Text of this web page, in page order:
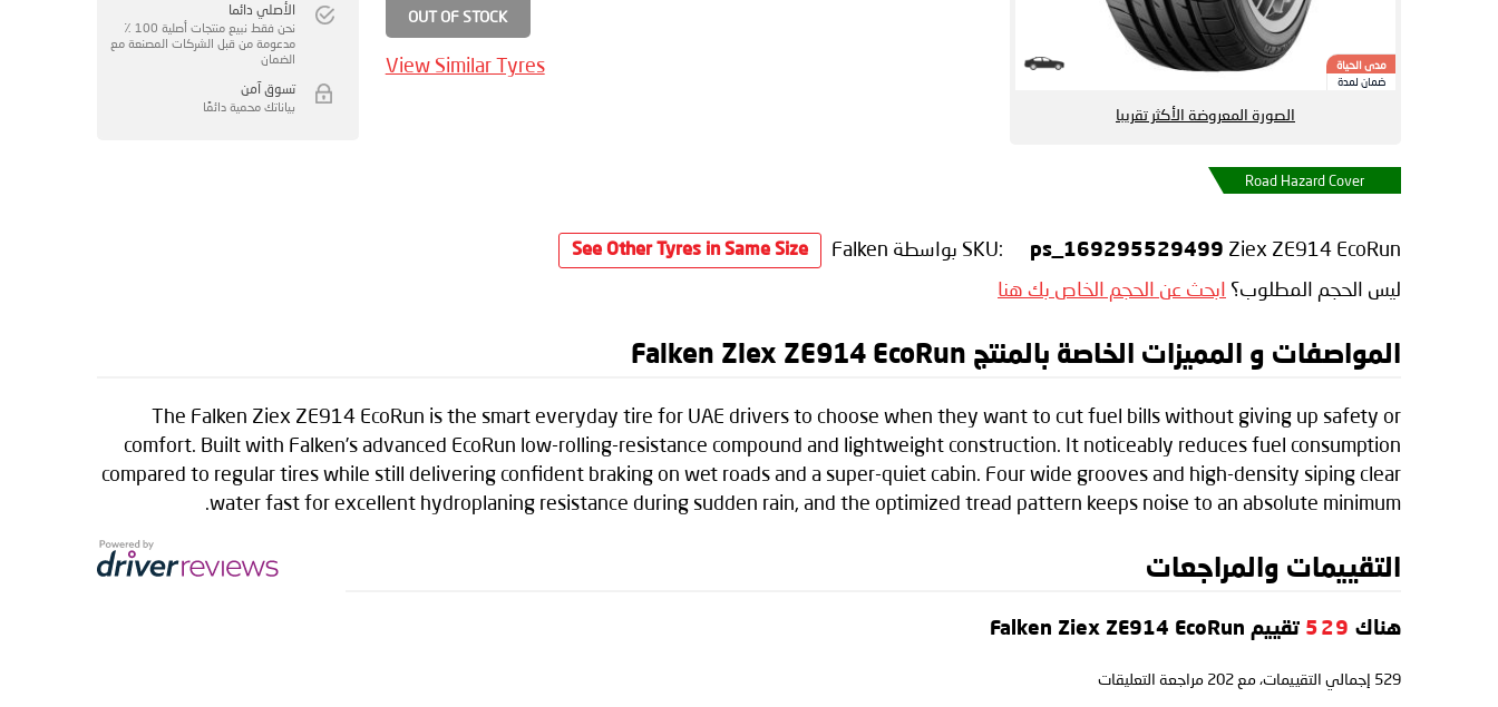
مدى الحياة
ضمان لمدة
الصورة المعروضة الأكثر تقريبا
Road Hazard Cover
OUT OF STOCK
View Similar Tyres
الأصلي دائما
نحن فقط نبيع منتجات أصلية 100 ٪
مدعومة من قبل الشركات المصنعة مع
الضمان
تسوق آمن
بياناتك محمية دائمًا
SKU: ps_169295529499 Ziex ZE914 EcoRun بواسطة Falken See Other Tyres in Same Size
ليس الحجم المطلوب؟ ابحث عن الحجم الخاص بك هنا
المواصفات و المميزات الخاصة بالمنتج Falken Ziex ZE914 EcoRun
The Falken Ziex ZE914 EcoRun is the smart everyday tire for UAE drivers to choose when they want to cut fuel bills without giving up safety or
comfort. Built with Falken’s advanced EcoRun low-rolling-resistance compound and lightweight construction. It noticeably reduces fuel consumption
compared to regular tires while still delivering confident braking on wet roads and a super-quiet cabin. Four wide grooves and high-density siping clear
water fast for excellent hydroplaning resistance during sudden rain, and the optimized tread pattern keeps noise to an absolute minimum.
التقييمات والمراجعات
هناك 529 تقييم Falken Ziex ZE914 EcoRun
529 إجمالي التقييمات، مع 202 مراجعة التعليقات